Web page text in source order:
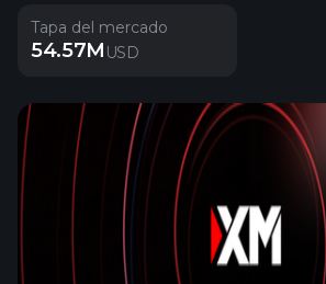
Tapa del mercado
54.57M USD